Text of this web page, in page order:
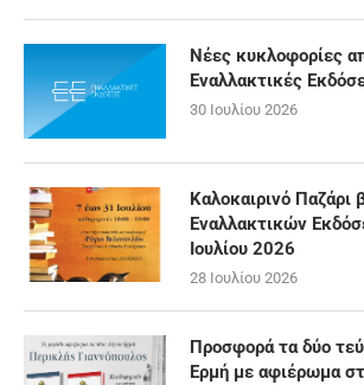
Νέες κυκλοφορίες
Εναλλακτικές
30 Ιουλίου 2026
Καλοκαιρινό Παζάρι
Εναλλακτικών
Ιουλίου 2026
28 Ιουλίου 2026
Προσφορά τα δύο
Ερμή με αφιέρωμα